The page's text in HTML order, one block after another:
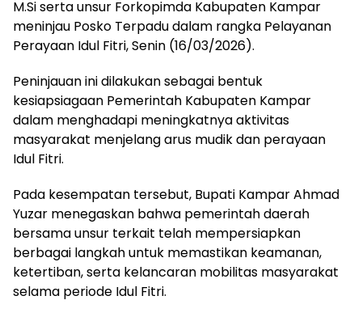
M.Si serta unsur Forkopimda Kabupaten Kampar
meninjau Posko Terpadu dalam rangka Pelayanan
Perayaan Idul Fitri, Senin (16/03/2026).
Peninjauan ini dilakukan sebagai bentuk
kesiapsiagaan Pemerintah Kabupaten Kampar
dalam menghadapi meningkatnya aktivitas
masyarakat menjelang arus mudik dan perayaan
Idul Fitri.
Pada kesempatan tersebut, Bupati Kampar Ahmad
Yuzar menegaskan bahwa pemerintah daerah
bersama unsur terkait telah mempersiapkan
berbagai langkah untuk memastikan keamanan,
ketertiban, serta kelancaran mobilitas masyarakat
selama periode Idul Fitri.